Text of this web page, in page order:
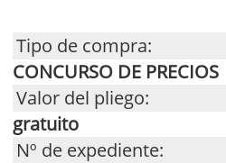
Tipo de compra:
CONCURSO DE PRECIOS
Valor del pliego:
gratuito
Nº de expediente: